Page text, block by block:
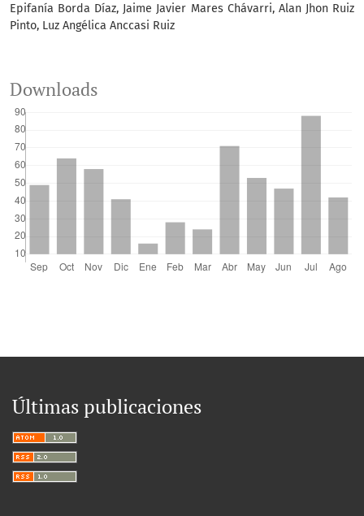
Epifanía Borda Díaz, Jaime Javier Mares Chávarri, Alan Jhon Ruiz
Pinto, Luz Angélica Anccasi Ruiz
Downloads
Últimas publicaciones